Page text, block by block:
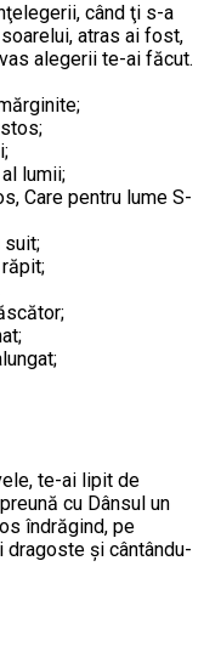
când ţi s-a
atras ai fost,
alegerii te-ai făcut.
lumii;
Care pentru lume S-
suit;
te-ai lipit de
cu Dânsul un
îndrăgind, pe
şi cântându-